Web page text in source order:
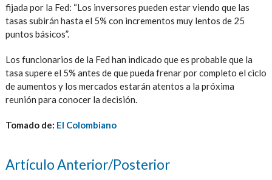
fijada por la Fed: “Los inversores pueden estar viendo que las
tasas subirán hasta el 5% con incrementos muy lentos de 25
puntos básicos”.
Los funcionarios de la Fed han indicado que es probable que la
tasa supere el 5% antes de que pueda frenar por completo el ciclo
de aumentos y los mercados estarán atentos a la próxima
reunión para conocer la decisión.
Tomado de: El Colombiano
Artículo Anterior/Posterior